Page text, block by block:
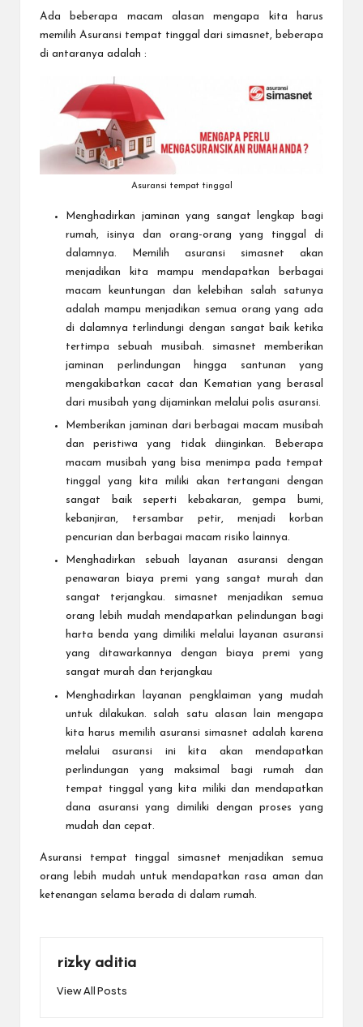
Ada beberapa macam alasan mengapa kita harus
memilih Asuransi tempat tinggal dari simasnet, beberapa
di antaranya adalah :
Asuransi tempat tinggal
Menghadirkan jaminan yang sangat lengkap bagi
rumah, isinya dan orang-orang yang tinggal di
dalamnya. Memilih asuransi simasnet akan
menjadikan kita mampu mendapatkan berbagai
macam keuntungan dan kelebihan salah satunya
adalah mampu menjadikan semua orang yang ada
di dalamnya terlindungi dengan sangat baik ketika
tertimpa sebuah musibah. simasnet memberikan
jaminan perlindungan hingga santunan yang
mengakibatkan cacat dan Kematian yang berasal
dari musibah yang dijaminkan melalui polis asuransi.
Memberikan jaminan dari berbagai macam musibah
dan peristiwa yang tidak diinginkan. Beberapa
macam musibah yang bisa menimpa pada tempat
tinggal yang kita miliki akan tertangani dengan
sangat baik seperti kebakaran, gempa bumi,
kebanjiran, tersambar petir, menjadi korban
pencurian dan berbagai macam risiko lainnya.
Menghadirkan sebuah layanan asuransi dengan
penawaran biaya premi yang sangat murah dan
sangat terjangkau. simasnet menjadikan semua
orang lebih mudah mendapatkan pelindungan bagi
harta benda yang dimiliki melalui layanan asuransi
yang ditawarkannya dengan biaya premi yang
sangat murah dan terjangkau
Menghadirkan layanan pengklaiman yang mudah
untuk dilakukan. salah satu alasan lain mengapa
kita harus memilih asuransi simasnet adalah karena
melalui asuransi ini kita akan mendapatkan
perlindungan yang maksimal bagi rumah dan
tempat tinggal yang kita miliki dan mendapatkan
dana asuransi yang dimiliki dengan proses yang
mudah dan cepat.
Asuransi tempat tinggal simasnet menjadikan semua
orang lebih mudah untuk mendapatkan rasa aman dan
ketenangan selama berada di dalam rumah.
rizky aditia
View All Posts